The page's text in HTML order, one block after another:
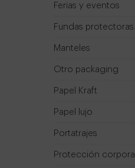
Ferias y eventos
Fundas protectoras
Manteles
Otro packaging
Papel Kraft
Papel lujo
Portatrajes
Protección corporal